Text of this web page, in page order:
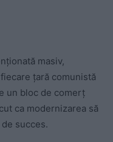
masiv,
țară comunistă
un bloc de comerț
ca modernizarea să
succes.